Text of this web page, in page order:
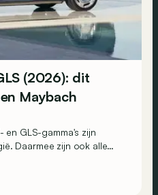
(2026): dit
Maybach
en GLS-gamma's zijn
Daarmee zijn ook alle